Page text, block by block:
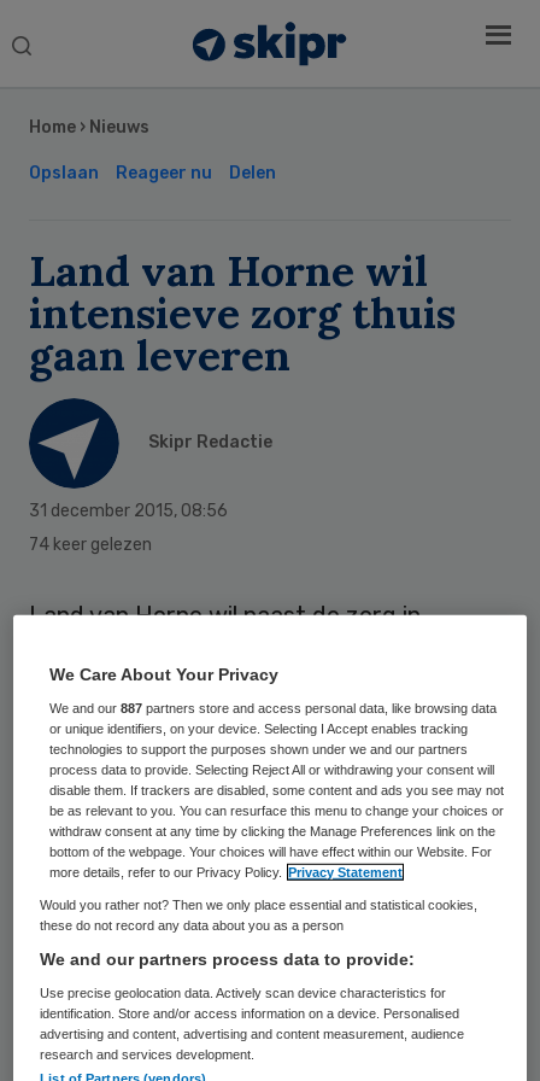
Search
Home › Nieuws
Opslaan Reageer nu Delen
Land van Horne wil
intensieve zorg thuis
gaan leveren
Skipr Redactie
31 december 2015, 08:56
74 keer gelezen
Land van Horne wil naast de zorg in
gaan leveren. Op dit moment biedt de
zorginstelling al op een aantal plaatsen het
Volledig Pakket Thuis, dat wil zeggen zorg
van een zorgcentrum bij mensen die
zelfstandig wonen. Het gaat dan om
mensen die een appartement huren in
enkele woonzorgcentra.
Land van Horne wilin 2016 deze
dienstverlening uitbreiden. De
zorgorganisatie ziet veel voordelen voor de
zorgvragers: mensen blijven zelfstandig
Sidebar
We Care About Your Privacy
We and our887 partners store and access personal data, like browsing data
or unique identifiers, on your device. Selecting I Accept enables tracking
technologies to support the purposes shown under we and our partners
process data to provide. Selecting Reject All or withdrawing your consent will
disable them. If trackers are disabled, some content and ads you see may not
be as relevant to you. You can resurface this menu to change your choices or
withdraw consent at any time by clicking the Manage Preferences link on the
bottom of the webpage. Your choices will have effect within our Website. For
more details, refer to our Privacy Policy.
Privacy Statement
Would you rather not? Then we only place essential and statistical cookies,
these do not record any data about you as a person
We and our partners process data to provide:
Use precise geolocation data. Actively scan device characteristics for
identification. Store and/or access information on a device. Personalised
advertising and content, advertising and content measurement, audience
research and services development.
List of Partners (vendors)